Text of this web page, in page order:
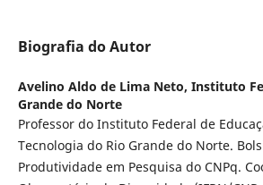
Biografia do Autor
Avelino Aldo de Lima Neto, Instituto
Grande do Norte
Professor do Instituto Federal de
Tecnologia do Rio Grande do Norte.
Produtividade em Pesquisa do CNPq.